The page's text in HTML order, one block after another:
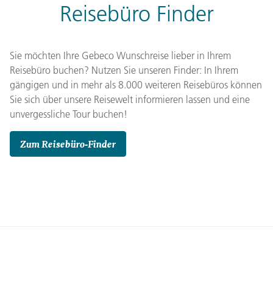
Reisebüro Finder
Sie möchten Ihre Gebeco Wunschreise lieber in Ihrem
Reisebüro buchen? Nutzen Sie unseren Finder: In Ihrem
gängigen und in mehr als 8.000 weiteren Reisebüros können
Sie sich über unsere Reisewelt informieren lassen und eine
unvergessliche Tour buchen!
Zum Reisebüro-Finder